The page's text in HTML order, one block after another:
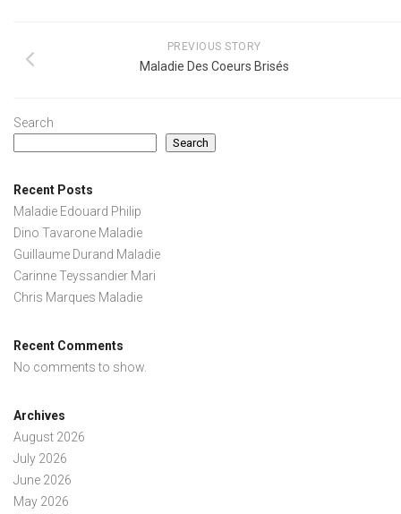
PREVIOUS STORY
Maladie Des Coeurs Brisés
Search
Search
Recent Posts
Maladie Edouard Philip
Dino Tavarone Maladie
Guillaume Durand Maladie
Carinne Teyssandier Mari
Chris Marques Maladie
Recent Comments
No comments to show.
Archives
August 2026
July 2026
June 2026
May 2026